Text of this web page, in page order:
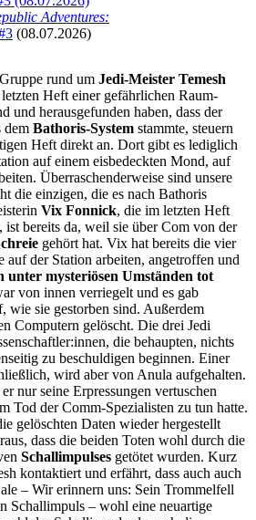
Adventures:
(08.07.2026)
rund um Jedi-Meister Temesh
Heft einer gefährlichen Raum-
und herausgefunden haben, dass der
dem Bathoris-System stammte, steuern
Heft direkt an. Dort gibt es lediglich
auf einem eisbedeckten Mond, auf
Überraschenderweise sind unsere
die einzigen, die es nach Bathoris
Vix Fonnick, die im letzten Heft
ist bereits da, weil sie über Com von der
gehört hat. Vix hat bereits die vier
auf der Station arbeiten, angetroffen und
unter mysteriösen Umständen tot
von innen verriegelt und es gab
wie sie gestorben sind. Außerdem
Computern gelöscht. Die drei Jedi
die behaupten, nichts
zu beschuldigen beginnen. Einer
wird aber von Anula aufgehalten.
nur seine Erpressungen vertuschen
Tod der Comm-Spezialisten zu tun hatte.
gelöschten Daten wieder hergestellt
dass die beiden Toten wohl durch die
Schallimpulses getötet wurden. Kurz
kontaktiert und erfährt, dass auch auch
– Wir erinnern uns: Sein Trommelfell
Schallimpuls – wohl eine neuartige